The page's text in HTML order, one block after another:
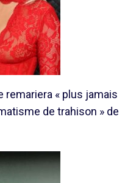
remariera « plus jamais
de trahison » de